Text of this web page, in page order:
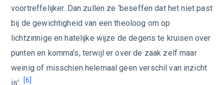
voortreffelijker. Dan zullen ze ‘beseffen dat het niet past
bij de gewichtigheid van een theoloog om op
lichtzinnige en hatelijke wijze de degens te kruisen over
punten en komma’s, terwijl er over de zaak zelf maar
weinig of misschien helemaal geen verschil van inzicht
is’. [6]